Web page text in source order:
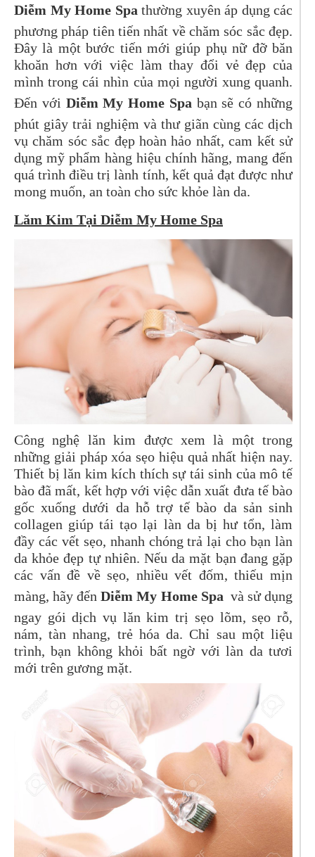
Diễm My Home Spa thường xuyên áp dụng các
phương pháp tiên tiến nhất về chăm sóc sắc đẹp.
Đây là một bước tiến mới giúp phụ nữ đỡ băn
khoăn hơn với việc làm thay đổi vẻ đẹp của
mình trong cái nhìn của mọi người xung quanh.
Đến với Diễm My Home Spa bạn sẽ có những
phút giây trải nghiệm và thư giãn cùng các dịch
vụ chăm sóc sắc đẹp hoàn hảo nhất, cam kết sử
dụng mỹ phẩm hàng hiệu chính hãng, mang đến
quá trình điều trị lành tính, kết quả đạt được như
mong muốn, an toàn cho sức khỏe làn da.
Lăm Kim Tại Diễm My Home Spa
Công nghệ lăn kim được xem là một trong
những giải pháp xóa sẹo hiệu quả nhất hiện nay.
Thiết bị lăn kim kích thích sự tái sinh của mô tế
bào đã mất, kết hợp với việc dẫn xuất đưa tế bào
gốc xuống dưới da hỗ trợ tế bào da sản sinh
collagen giúp tái tạo lại làn da bị hư tổn, làm
đầy các vết sẹo, nhanh chóng trả lại cho bạn làn
da khỏe đẹp tự nhiên. Nếu da mặt bạn đang gặp
các vấn đề về sẹo, nhiều vết đốm, thiếu mịn
màng, hãy đếnDiễm My Home Spa và sử dụng
ngay gói dịch vụ lăn kim trị sẹo lõm, sẹo rỗ,
nám, tàn nhang, trẻ hóa da. Chỉ sau một liệu
trình, bạn không khỏi bất ngờ với làn da tươi
mới trên gương mặt.